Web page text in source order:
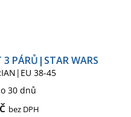
3 PÁRŮ|STAR WARS
38-45
30 dnů
bez DPH